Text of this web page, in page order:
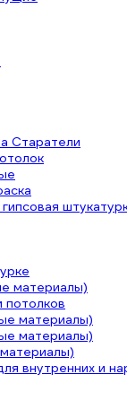
Старатели
материалы)
потолков
материалы)
материалы)
внутренних и